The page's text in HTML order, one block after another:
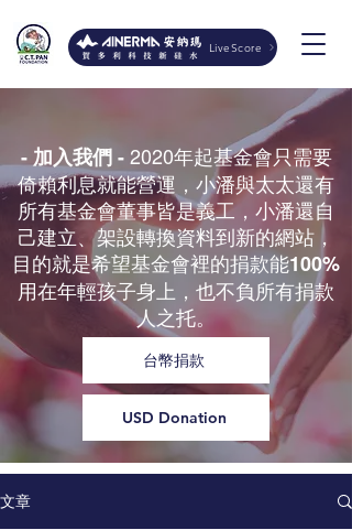
LiveScore
- 加入我們 -2020年起基金會只需要
倚賴利息就能營運，小潘與太太還有
所有基金會董事皆是義工，小潘還自
己建立、架設轉換資料到新的網站，
目的就是希望基金會裡的捐款能100%
用在年輕孩子身上，也不負所有捐款
人之托。
台幣捐款
USD Donation
文章